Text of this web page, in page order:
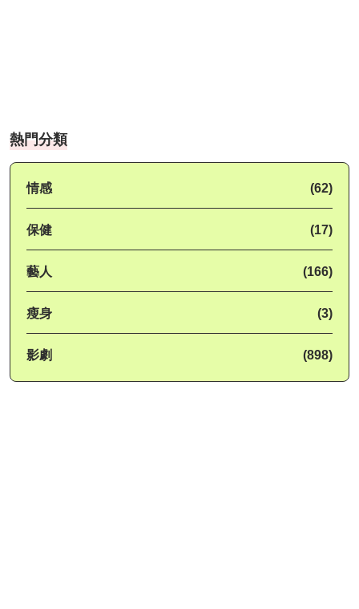
熱門分類
情感 (62)
保健 (17)
藝人 (166)
瘦身 (3)
影劇 (898)